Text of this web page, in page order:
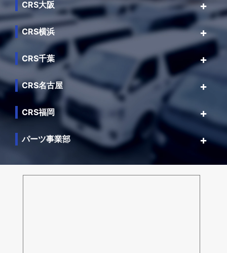
CRS大阪
CRS横浜
CRS千葉
CRS名古屋
CRS福岡
パーツ事業部